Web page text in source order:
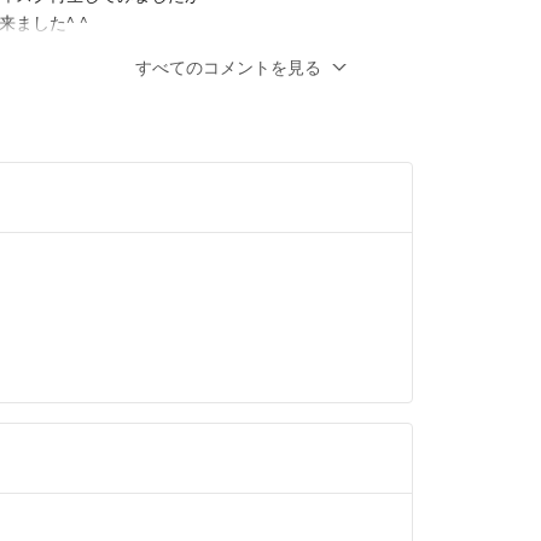
ました^ ^
再生出来なければダメです(;_;)ご質問あり
ちら購入を考えていますが、キズありとは
すべてのコメントを見る